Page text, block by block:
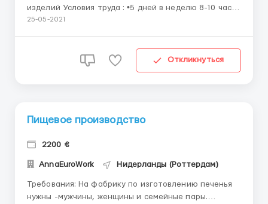
изделий Условия труда : •5 дней в неделю 8-10 часов
в день Оплата 13€ в час чистыми Рабочие дни ПН-ПТ
25-05-2021
Откликнуться
Пищевое производство
2200 €
AnnaEuroWork Нидерланды (Роттердам)
Требования: На фабрику по изготовлению печенья
нужны -мужчины, женщины и семейные пары.